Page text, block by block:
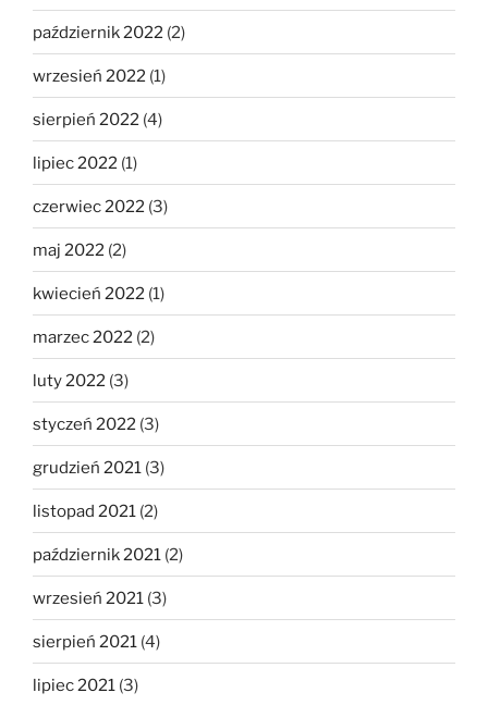
październik 2022 (2)
wrzesień 2022 (1)
sierpień 2022 (4)
lipiec 2022 (1)
czerwiec 2022 (3)
maj 2022 (2)
kwiecień 2022 (1)
marzec 2022 (2)
luty 2022 (3)
styczeń 2022 (3)
grudzień 2021 (3)
listopad 2021 (2)
październik 2021 (2)
wrzesień 2021 (3)
sierpień 2021 (4)
lipiec 2021 (3)